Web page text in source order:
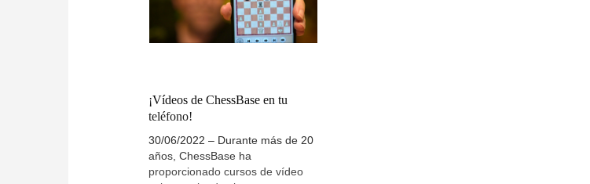
¡Vídeos de ChessBase en tu
teléfono!
30/06/2022 – Durante más de 20
años, ChessBase ha
proporcionado cursos de vídeo